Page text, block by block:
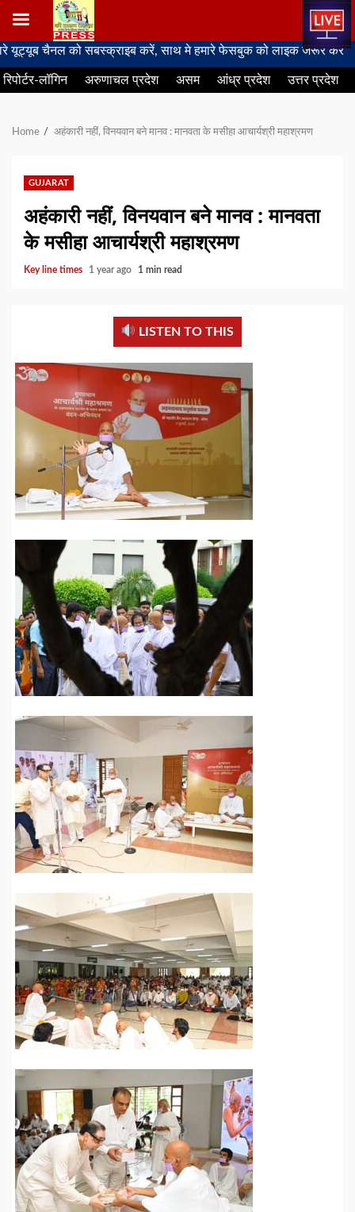
Skip
to
content
को सबस्क्राइब करें, साथ मे हमारे फेसबुक को लाइक जरूर करें
रिपोर्टर-लॉगिन अरुणाचल प्रदेश असम आंध्र प्रदेश उत्तर प्रदेश
Home अहंकारी नहीं, विनयवान बने मानव : मानवता के मसीहा आचार्यश्री महाश्रमण
GUJARAT
अहंकारी नहीं, विनयवान बने मानव : मानवता
के मसीहा आचार्यश्री महाश्रमण
Key line times 1 year ago 1 min read
LISTEN TO THIS